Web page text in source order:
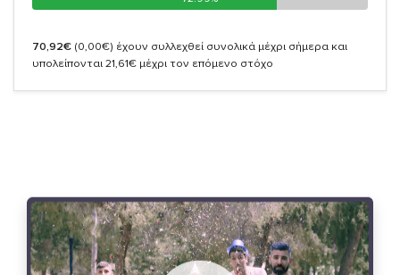
70,92€ (0,00€) έχουν συλλεχθεί συνολικά μέχρι σήμερα και
υπολείπονται 21,61€ μέχρι τον επόμενο στόχο